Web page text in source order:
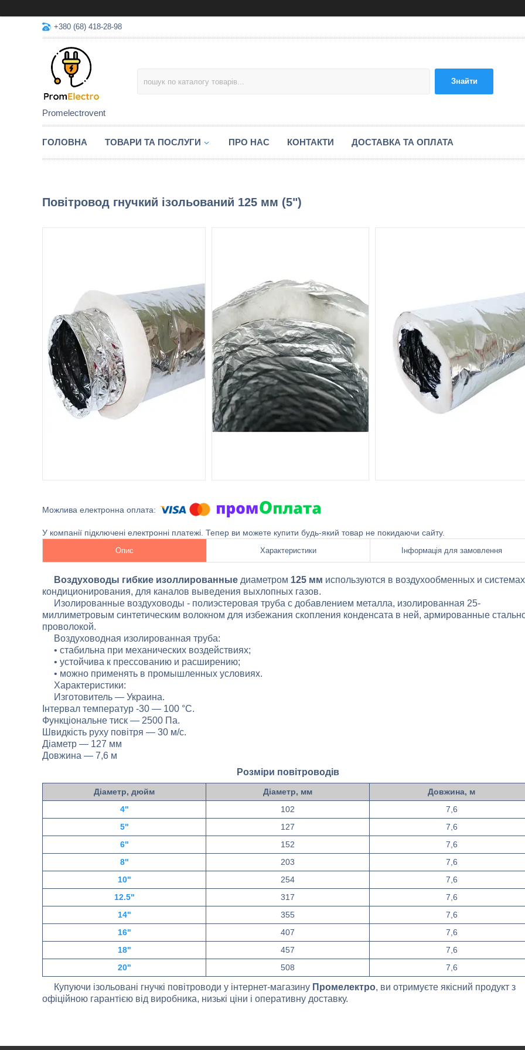
+380 (68) 418-28-98
Promelectrovent
Знайти
ГОЛОВНА ТОВАРИ ТА ПОСЛУГИ ПРО НАС КОНТАКТИ ДОСТАВКА ТА ОПЛАТА
Повітровод гнучкий ізольований 125 мм (5")
У компанії підключені електронні платежі. Тепер ви можете купити будь-який товар не покидаючи сайту.
Опис Характеристики Інформація для замовлення
Воздуховоды гибкие изоллированные диаметром 125 мм используются в воздухообменных и системах
кондиционирования, для каналов выведения выхлопных газов.
Изолированные воздуховоды - полиэстеровая труба с добавлением металла, изолированная 25-
миллиметровым синтетическим волокном для избежания скопления конденсата в ней, армированные
проволокой.
Воздуховодная изолированная труба:
• стабильна при механических воздействиях;
• устойчива к прессованию и расширению;
• можно применять в промышленных условиях.
Характеристики:
Изготовитель — Украина.
Інтервал температур -30 — 100 °С.
Функціональне тиск — 2500 Па.
Швидкість руху повітря — 30 м/с.
Діаметр — 127 мм
Довжина — 7,6 м
Розміри повітроводів
Діаметр, дюйм Діаметр, мм
Довжина, м
4"
102
7,6
5"
127
7,6
6"
152
7,6
8"
203
7,6
10"
254
7,6
12.5"
317
7,6
14"
355
7,6
16"
407
7,6
18"
457
7,6
20"
508 7,6
Купуючи ізольовані гнучкі повітроводи у інтернет-магазину Промелектро, ви отримуєте якісний продукт з
офіційною гарантією від виробника, низькі ціни і оперативну доставку.